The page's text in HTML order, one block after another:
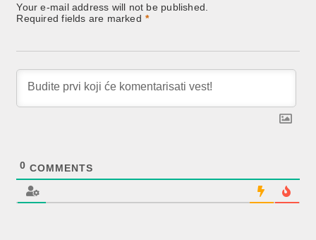
Your e-mail address will not be published.
Required fields are marked *
0 COMMENTS